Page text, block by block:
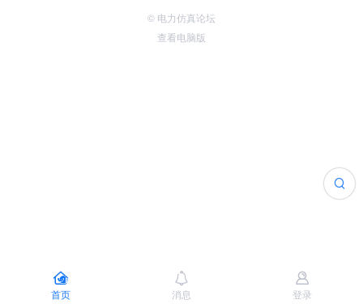
首页 消息 登录
© 电力仿真论坛
查看电脑版